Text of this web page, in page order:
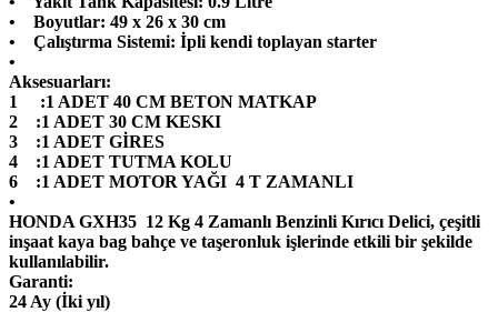
• Boyutlar: 49 x 26 x 30 cm
• Çalıştırma Sistemi: İpli kendi toplayan starter
•
Aksesuarları:
1 :1 ADET 40 CM BETON MATKAP
2 :1 ADET 30 CM KESKI
3 :1 ADET GİRES
4 :1 ADET TUTMA KOLU
6 :1 ADET MOTOR YAĞI 4 T ZAMANLI
•
HONDA GXH35 12 Kg 4 Zamanlı Benzinli Kırıcı Delici, çeşitli
inşaat kaya bag bahçe ve taşeronluk işlerinde etkili bir şekilde
kullanılabilir.
Garanti:
24 Ay (İki yıl)